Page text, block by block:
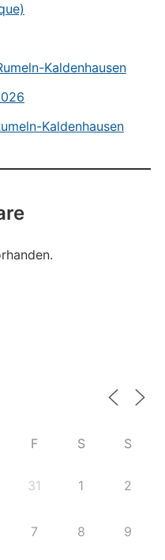
Kaldenhausen
Kaldenhausen
F S S
31 1 2
7 8 9